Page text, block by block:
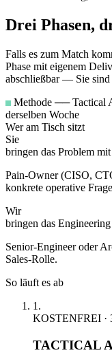
Drei Phasen,
Falls es zum Match
Phase mit eigenem
abschließbar — Sie sind
Methode ── Tactical
derselben Woche
Wer am Tisch sitzt
Sie
bringen das Problem mit
Pain-Owner (CISO,
konkrete operative
Wir
bringen das Engineering
Senior-Engineer oder
Sales-Rolle.
So läuft es ab
1.
KOSTENFREI
TACTICAL